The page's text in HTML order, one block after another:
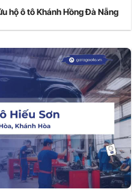
hộ ô tô Khánh Hồng Đà Nẵng